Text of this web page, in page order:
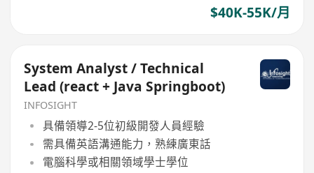
$40K-55K/月
System Analyst / Technical
Lead (react + Java Springboot)
INFOSIGHT
具備領導2-5位初級開發人員經驗
需具備英語溝通能力，熟練廣東話
電腦科學或相關領域學士學位